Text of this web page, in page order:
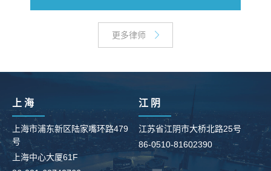
更多律师
上 海
上海市浦东新区陆家嘴环路479
号
上海中心大厦61F
江 阴
江苏省江阴市大桥北路25号
86-0510-81602390